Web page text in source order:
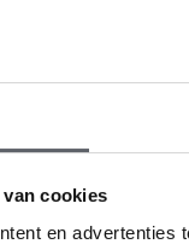
cookies
en advertenties